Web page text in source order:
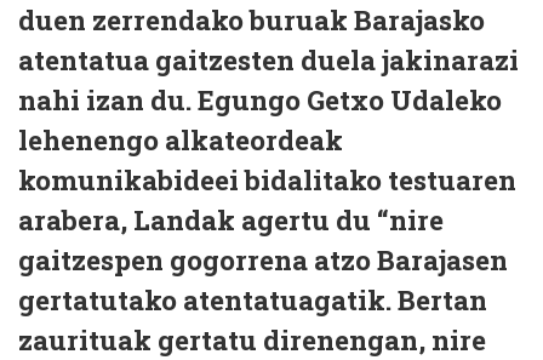
duen zerrendako buruak Barajasko
atentatua gaitzesten duela jakinarazi
nahi izan du. Egungo Getxo Udaleko
lehenengo alkateordeak
komunikabideei bidalitako testuaren
arabera, Landak agertu du “nire
gaitzespen gogorrena atzo Barajasen
gertatutako atentatuagatik. Bertan
zaurituak gertatu direnengan, nire